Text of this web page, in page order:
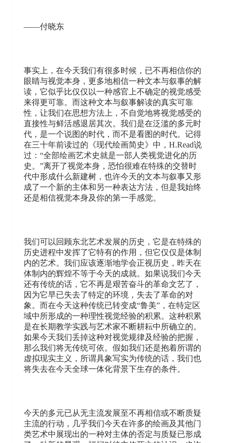
——付晓东
事实上，在今天我们有很多时候，已不再相信你的
眼睛与视觉本身，更多地相信一种文本与叙事的解
读，它似乎比仅仅以一种感官上不确定的视觉感受
来得更可靠。而这种文本与叙事解读的真实可靠
性，让我们在思想方法上，不自觉地将视觉感受的
直接性与鲜活感退居其次。我们是在泛滥的多元时
代，是一个说图的时代，而不是看图的时代。记得
在三十年前读过的《现代绘画简史》中，H.Read说
过：“全部绘画艺术史就是一部人类视觉进化的历
史。”离开了视觉本身，恐怕很难在特殊的交替时
代中形成什么新建树，也许今天的文本与叙事又形
成了一个新的主体和另一种表达方法，但是我始终
还是相信视觉本身及你的第一手感觉。
我们可以回顾东北艺术发展的历史，它是在特殊的
历史进程中发挥了它特有的作用，但它仅仅是体制
内的艺术。我们应该逐渐地学会正视历史，昨天在
体制内的辉煌不等于今天的成就。如果说我们今天
还有传统的话，它不再是艰苦奋斗的革命文艺了，
因为它早已失去了特定的环境，失去了革命的对
象。而在今天这种传统已转变成“鲁美”，在特定区
域中所形成的一种理性视觉经验的积累。这种积累
是在长期教学实践与艺术家不断耕耘中所确立的。
如果今天我们丢掉这种对视觉规律及经验的把握，
那么我们将无传统可依。假如我们还是抱着所谓的
虚拟现实主义，所谓具象写实为传统的话，我们也
将失去在今天全球一体化背景下生存的条件。
今天的多元已从无主流发展至不再相信或不断质疑
主流的行动，几乎我们今天在许多的绘画及其他门
类艺术中展现出的一种对主体的否定与质疑已形成